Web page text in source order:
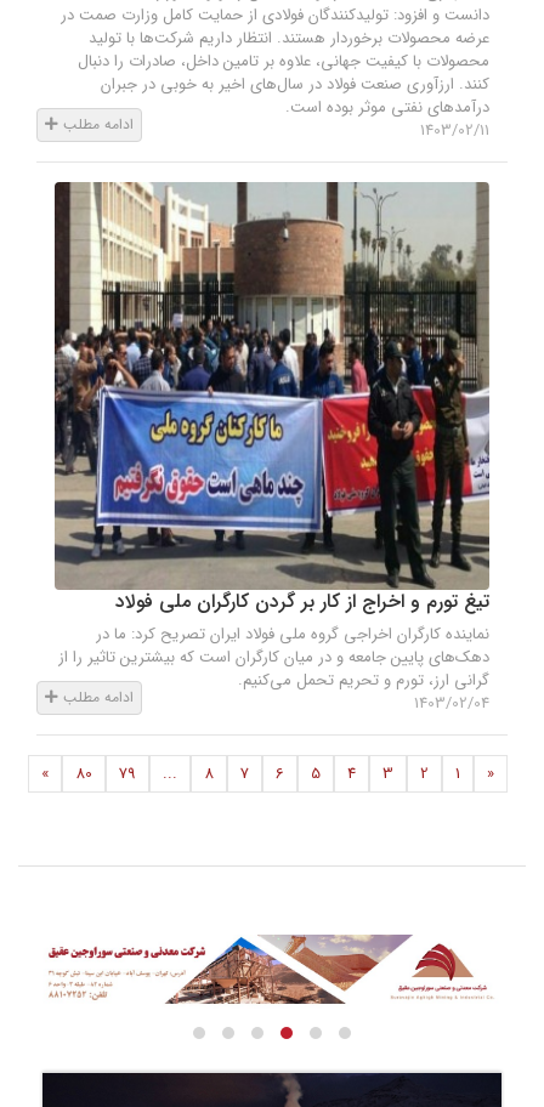
دانست و افزود: تولیدکنندگان فولادی از حمایت کامل وزارت صمت در
عرضه محصولات برخوردار هستند. انتظار داریم شرکت‌ها با تولید
محصولات با کیفیت جهانی، علاوه بر تامین داخل، صادرات را دنبال
کنند. ارزآوری صنعت فولاد در سال‌های اخیر به خوبی در جبران
درآمدهای نفتی موثر بوده است.
1403/02/11
ادامه مطلب
تیغ تورم و اخراج از کار بر گردن کارگران ملی فولاد
نماینده کارگران اخراجی گروه ملی فولاد ایران تصریح کرد: ما در
دهک‌های پایین جامعه و در میان کارگران است که بیشترین تاثیر را از
گرانی‌ ارز، تورم و تحریم تحمل می‌کنیم.
1403/02/04
ادامه مطلب
«
1
2
3
4
5
6
7
8
...
79
80
»